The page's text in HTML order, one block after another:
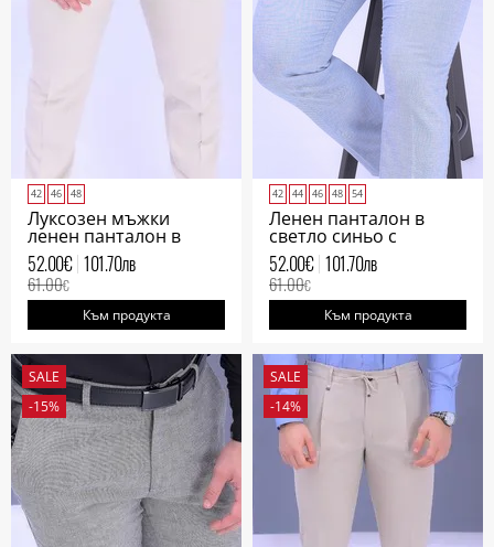
42 46 48
Луксозен мъжки
ленен панталон в
екрю
52.00€ 101.70лв
61.00€
Към продукта
42 44 46 48 54
Ленен панталон в
светло синьо с
италиански джоб
мъжки
52.00€ 101.70лв
61.00€
Към продукта
SALE
-15%
SALE
-14%